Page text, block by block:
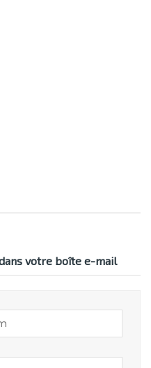
dans votre boîte e-mail